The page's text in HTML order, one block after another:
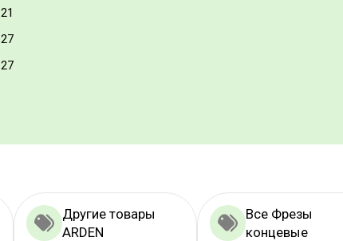
Другие товары
ARDEN
Все Фрезы
концевые